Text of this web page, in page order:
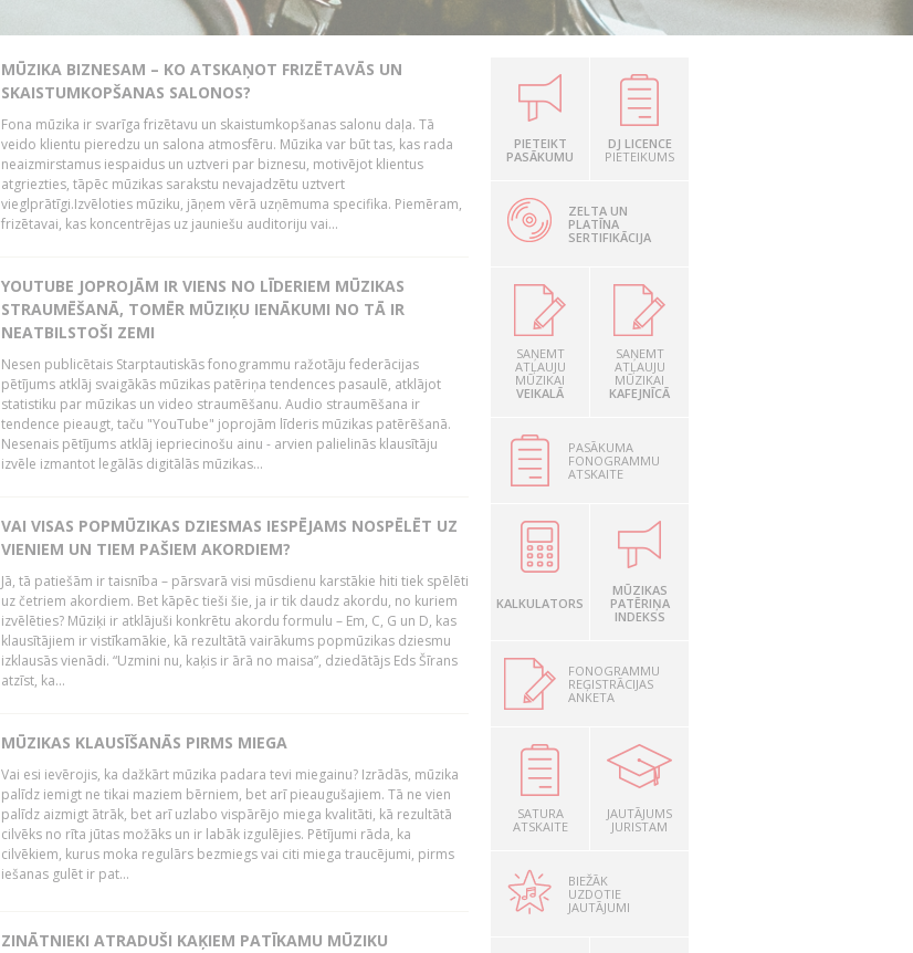
MŪZIKA BIZNESAM – KO ATSKAŅOT FRIZĒTAVĀS UN
SKAISTUMKOPŠANAS SALONOS?
Fona mūzika ir svarīga frizētavu un skaistumkopšanas salonu daļa. Tā
veido klientu pieredzu un salona atmosfēru. Mūzika var būt tas, kas rada
neaizmirstamus iespaidus un uztveri par biznesu, motivējot klientus
atgriezties, tāpēc mūzikas sarakstu nevajadzētu uztvert
vieglprātīgi.Izvēloties mūziku, jāņem vērā uzņēmuma specifika. Piemēram,
frizētavai, kas koncentrējas uz jauniešu auditoriju vai...
YOUTUBE JOPROJĀM IR VIENS NO LĪDERIEM MŪZIKAS
STRAUMĒŠANĀ, TOMĒR MŪZIĶU IENĀKUMI NO TĀ IR
NEATBILSTOŠI ZEMI
Nesen publicētais Starptautiskās fonogrammu ražotāju federācijas
pētījums atklāj svaigākās mūzikas patēriņa tendences pasaulē, atklājot
statistiku par mūzikas un video straumēšanu. Audio straumēšana ir
tendence pieaugt, taču "YouTube" joprojām līderis mūzikas patērēšanā.
Nesenais pētījums atklāj iepriecinošu ainu - arvien palielinās klausītāju
izvēle izmantot legālās digitālās mūzikas...
VAI VISAS POPMŪZIKAS DZIESMAS IESPĒJAMS NOSPĒLĒT UZ
VIENIEM UN TIEM PAŠIEM AKORDIEM?
Jā, tā patiešām ir taisnība – pārsvarā visi mūsdienu karstākie hiti tiek spēlēti
uz četriem akordiem. Bet kāpēc tieši šie, ja ir tik daudz akordu, no kuriem
izvēlēties? Mūziķi ir atklājuši konkrētu akordu formulu – Em, C, G un D, kas
klausītājiem ir vistīkamākie, kā rezultātā vairākums popmūzikas dziesmu
izklausās vienādi. “Uzmini nu, kaķis ir ārā no maisa”, dziedātājs Eds Šīrans
atzīst, ka...
MŪZIKAS KLAUSĪŠANĀS PIRMS MIEGA
Vai esi ievērojis, ka dažkārt mūzika padara tevi miegainu? Izrādās, mūzika
palīdz iemigt ne tikai maziem bērniem, bet arī pieaugušajiem. Tā ne vien
palīdz aizmigt ātrāk, bet arī uzlabo vispārējo miega kvalitāti, kā rezultātā
cilvēks no rīta jūtas možāks un ir labāk izgulējies. Pētījumi rāda, ka
cilvēkiem, kurus moka regulārs bezmiegs vai citi miega traucējumi, pirms
iešanas gulēt ir pat...
ZINĀTNIEKI ATRADUŠI KAĶIEM PATĪKAMU MŪZIKU
PIETEIKT
PASĀKUMU
DJ LICENCE
PIETEIKUMS
ZELTA UN
PLATĪNA
SERTIFIKĀCIJA
SAŅEMT
ATĻAUJU
MŪZIKAI
VEIKALĀ
SAŅEMT
ATĻAUJU
MŪZIKAI
KAFEJNĪCĀ
PASĀKUMA
FONOGRAMMU
ATSKAITE
KALKULATORS
MŪZIKAS
PATĒRIŅA
INDEKSS
FONOGRAMMU
REĢISTRĀCIJAS
ANKETA
SATURA
ATSKAITE
JAUTĀJUMS
JURISTAM
BIEŽĀK
UZDOTIE
JAUTĀJUMI